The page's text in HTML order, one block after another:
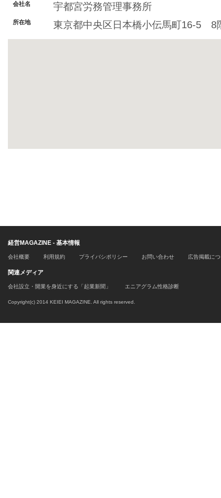
会社名 宇都宮労務管理事務所
所在地 東京都中央区日本橋小伝馬町16-5 8
経営MAGAZINE - 基本情報
会社概要 利用規約 プライバシポリシー お問い合わせ 広告掲載に
関連メディア
会社設立・開業を身近にする「起業新聞」 エニアグラム性格診断
Copyright(c) 2014 KEIEI MAGAZINE. All rights reserved.